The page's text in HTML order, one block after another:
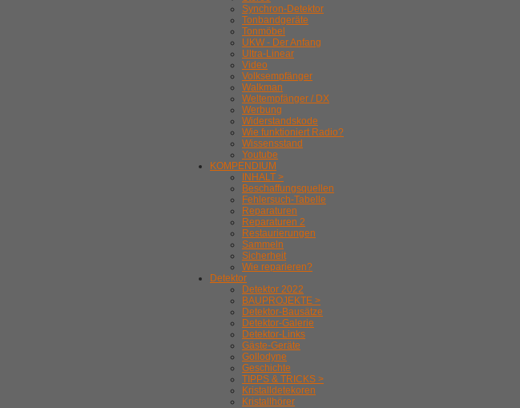
Synchron-Detektor
Tonbandgeräte
Tonmöbel
UKW - Der Anfang
Ultra-Linear
Video
Volksempfänger
Walkman
Weltempfänger / DX
Werbung
Widerstandskode
Wie funktioniert Radio?
Wissensstand
Youtube
KOMPENDIUM
INHALT >
Beschaffungsquellen
Fehlersuch-Tabelle
Reparaturen
Reparaturen 2
Restaurierungen
Sammeln
Sicherheit
Wie reparieren?
Detektor
Detektor 2022
BAUPROJEKTE >
Detektor-Bausätze
Detektor-Galerie
Detektor-Links
Gäste-Geräte
Gollodyne
Geschichte
TIPPS & TRICKS >
Kristalldetekoren
Kristallhörer